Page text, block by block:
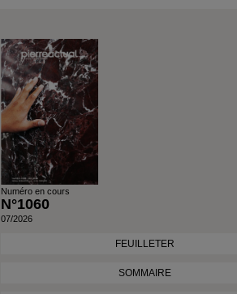
Numéro en cours
N°1060
07/2026
FEUILLETER
SOMMAIRE